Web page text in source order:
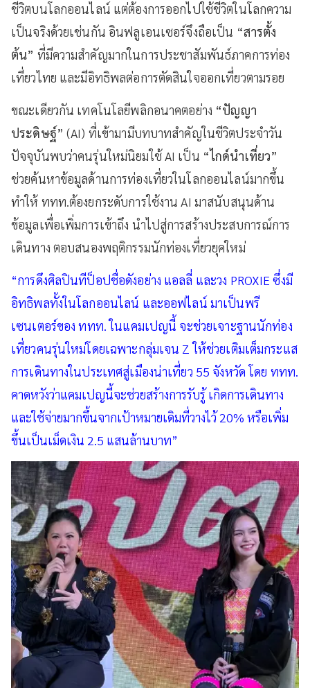
ชีวิตบนโลกออนไลน์ แต่ต้องการออกไปใช้ชีวิตในโลกความ
เป็นจริงด้วยเช่นกัน อินฟลูเอนเซอร์จึงถือเป็น “สารตั้ง
ต้น” ที่มีความสำคัญมากในการประชาสัมพันธ์ภาคการท่อง
เที่ยวไทย และมีอิทธิพลต่อการตัดสินใจออกเที่ยวตามรอย
ขณะเดียวกัน เทคโนโลยีพลิกอนาคตอย่าง “ปัญญา
ประดิษฐ์” (AI) ที่เข้ามามีบทบาทสำคัญในชีวิตประจำวัน
ปัจจุบันพบว่าคนรุ่นใหม่นิยมใช้ AI เป็น “ไกด์นำเที่ยว”
ช่วยค้นหาข้อมูลด้านการท่องเที่ยวในโลกออนไลน์มากขึ้น
ทำให้ ททท.ต้องยกระดับการใช้งาน AI มาสนับสนุนด้าน
ข้อมูลเพื่อเพิ่มการเข้าถึง นำไปสู่การสร้างประสบการณ์การ
เดินทาง ตอบสนองพฤติกรรมนักท่องเที่ยวยุคใหม่
“การดึงศิลปินทีป็อปชื่อดังอย่าง แอลลี่ และวง PROXIE ซึ่งมี
อิทธิพลทั้งในโลกออนไลน์ และออฟไลน์ มาเป็นพรี
เซนเตอร์ของ ททท. ในแคมเปญนี้ จะช่วยเจาะฐานนักท่อง
เที่ยวคนรุ่นใหม่โดยเฉพาะกลุ่มเจน Z ให้ช่วยเติมเต็มกระแส
การเดินทางในประเทศสู่เมืองน่าเที่ยว 55 จังหวัด โดย ททท.
คาดหวังว่าแคมเปญนี้จะช่วยสร้างการรับรู้ เกิดการเดินทาง
และใช้จ่ายมากขึ้นจากเป้าหมายเดิมที่วางไว้ 20% หรือเพิ่ม
ขึ้นเป็นเม็ดเงิน 2.5 แสนล้านบาท”